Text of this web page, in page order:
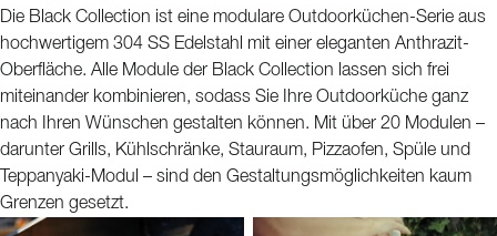
Die Black Collection ist eine modulare Outdoorküchen-Serie aus
hochwertigem 304 SS Edelstahl mit einer eleganten Anthrazit-
Oberfläche. Alle Module der Black Collection lassen sich frei
miteinander kombinieren, sodass Sie Ihre Outdoorküche ganz
nach Ihren Wünschen gestalten können. Mit über 20 Modulen –
darunter Grills, Kühlschränke, Stauraum, Pizzaofen, Spüle und
Teppanyaki-Modul – sind den Gestaltungsmöglichkeiten kaum
Grenzen gesetzt.